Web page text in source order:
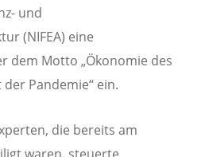
und
(NIFEA) eine
dem Motto „Ökonomie des
Pandemie“ ein.
die bereits am